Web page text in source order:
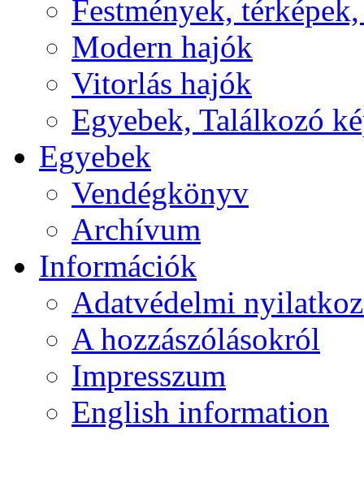
Festmények,
Modern hajók
Vitorlás hajók
Egyebek, Találkozó
Egyebek
Vendégkönyv
Archívum
Információk
Adatvédelmi
A hozzászólásokról
Impresszum
English information